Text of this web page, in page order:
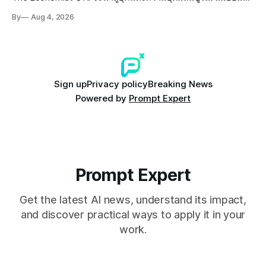
By Aug 4, 2026
Sign upPrivacy policyBreaking News
Powered by Prompt Expert
Prompt Expert
Get the latest AI news, understand its impact,
and discover practical ways to apply it in your
work.